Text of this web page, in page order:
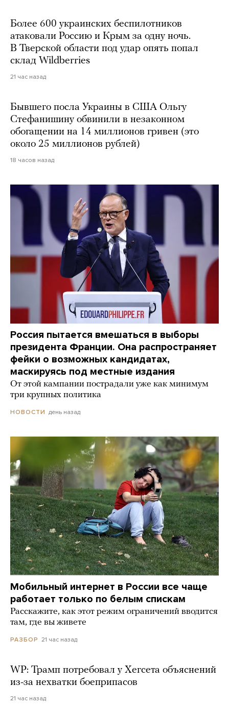
Более 600 украинских беспилотников
атаковали Россию и Крым за одну ночь.
В Тверской области под удар опять попал
склад Wildberries
21 час назад
Бывшего посла Украины в США Ольгу
Стефанишину обвинили в незаконном
обогащении на 14 миллионов гривен (это
около 25 миллионов рублей)
18 часов назад
Россия пытается вмешаться в выборы
президента Франции. Она распространяет
фейки о возможных кандидатах,
маскируясь под местные издания
От этой кампании пострадали уже как минимум
три крупных политика
НОВОСТИ день назад
Мобильный интернет в России все чаще
работает только по белым спискам
Расскажите, как этот режим ограничений вводится
там, где вы живете
РАЗБОР 21 час назад
WP: Трамп потребовал у Хегсета объяснений
из-за нехватки боеприпасов
21 час назад